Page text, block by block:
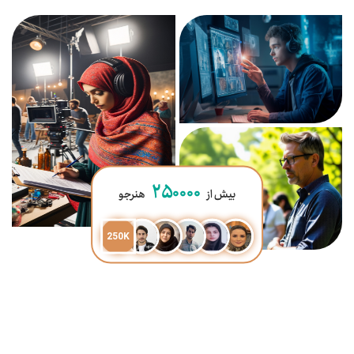
بیش از ۲۵۰۰۰۰ هنرجو
250K